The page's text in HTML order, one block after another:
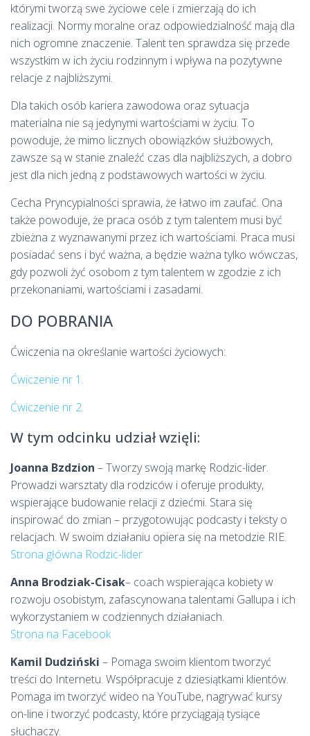
którymi tworzą swe życiowe cele i zmierzają do ich
realizacji. Normy moralne oraz odpowiedzialność mają dla
nich ogromne znaczenie. Talent ten sprawdza się przede
wszystkim w ich życiu rodzinnym i wpływa na pozytywne
relacje z najbliższymi.
Dla takich osób kariera zawodowa oraz sytuacja
materialna nie są jedynymi wartościami w życiu. To
powoduje, że mimo licznych obowiązków służbowych,
zawsze są w stanie znaleźć czas dla najbliższych, a dobro
jest dla nich jedną z podstawowych wartości w życiu.
Cecha Pryncypialności sprawia, że łatwo im zaufać. Ona
także powoduje, że praca osób z tym talentem musi być
zbieżna z wyznawanymi przez ich wartościami. Praca musi
posiadać sens i być ważna, a będzie ważna tylko wówczas,
gdy pozwoli żyć osobom z tym talentem w zgodzie z ich
przekonaniami, wartościami i zasadami.
DO POBRANIA
Ćwiczenia na określanie wartości życiowych:
Ćwiczenie nr 1.
Ćwiczenie nr 2.
W tym odcinku udział wzięli:
Joanna Bzdzion – Tworzy swoją markę Rodzic-lider.
Prowadzi warsztaty dla rodziców i oferuje produkty,
wspierające budowanie relacji z dziećmi. Stara się
inspirować do zmian – przygotowując podcasty i teksty o
relacjach. W swoim działaniu opiera się na metodzie RIE.
Strona główna Rodzic-lider
Anna Brodziak-Cisak– coach wspierająca kobiety w
rozwoju osobistym, zafascynowana talentami Gallupa i ich
wykorzystaniem w codziennych działaniach.
Strona na Facebook
Kamil Dudziński – Pomaga swoim klientom tworzyć
treści do Internetu. Współpracuje z dziesiątkami klientów.
Pomaga im tworzyć wideo na YouTube, nagrywać kursy
on-line i tworzyć podcasty, które przyciągają tysiące
słuchaczy.